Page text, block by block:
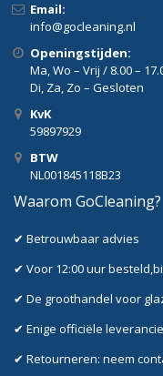
Email:
info@gocleaning.nl
Openingstijden:
Ma, Wo – Vrij / 8.00 –
Di, Za, Zo – Gesloten
KvK
59897929
BTW
NL001845118B23
Waarom GoCleaning?
✔ Betrouwbaar advies
✔ Voor 12:00 uur
✔ De groothandel voor
✔ Enige officiële
✔ Retourneren: neem